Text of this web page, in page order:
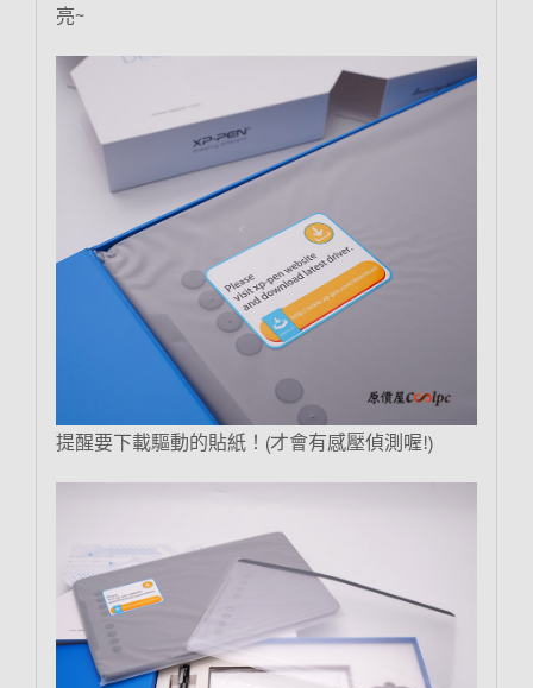
亮~
提醒要下載驅動的貼紙！(才會有感壓偵測喔!)